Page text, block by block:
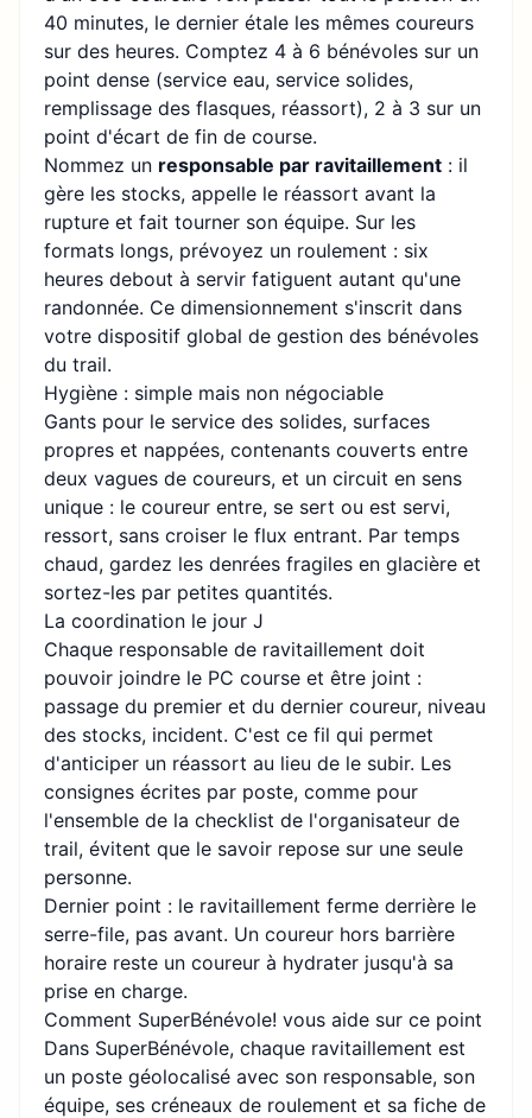
40 minutes, le dernier étale les mêmes coureurs
sur des heures. Comptez 4 à 6 bénévoles sur un
point dense (service eau, service solides,
remplissage des flasques, réassort), 2 à 3 sur un
point d'écart de fin de course.
Nommez un responsable par ravitaillement : il
gère les stocks, appelle le réassort avant la
rupture et fait tourner son équipe. Sur les
formats longs, prévoyez un roulement : six
heures debout à servir fatiguent autant qu'une
randonnée. Ce dimensionnement s'inscrit dans
votre dispositif global de gestion des bénévoles
du trail.
Hygiène : simple mais non négociable
Gants pour le service des solides, surfaces
propres et nappées, contenants couverts entre
deux vagues de coureurs, et un circuit en sens
unique : le coureur entre, se sert ou est servi,
ressort, sans croiser le flux entrant. Par temps
chaud, gardez les denrées fragiles en glacière et
sortez-les par petites quantités.
La coordination le jour J
Chaque responsable de ravitaillement doit
pouvoir joindre le PC course et être joint :
passage du premier et du dernier coureur, niveau
des stocks, incident. C'est ce fil qui permet
d'anticiper un réassort au lieu de le subir. Les
consignes écrites par poste, comme pour
l'ensemble de la checklist de l'organisateur de
trail, évitent que le savoir repose sur une seule
personne.
Dernier point : le ravitaillement ferme derrière le
serre-file, pas avant. Un coureur hors barrière
horaire reste un coureur à hydrater jusqu'à sa
prise en charge.
Comment SuperBénévole! vous aide sur ce point
Dans SuperBénévole, chaque ravitaillement est
un poste géolocalisé avec son responsable, son
équipe, ses créneaux de roulement et sa fiche de